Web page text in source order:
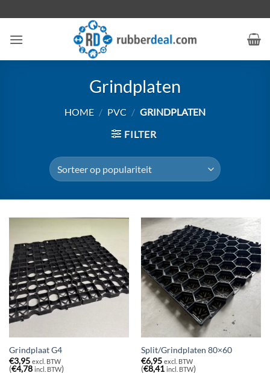
naar
inhoud
Grindplaten
HOME / PVC / GRINDPLATEN
FILTER
Grindplaat G4
€3,95 excl. BTW
(€4,78 incl. BTW)
Split/Grindplaten 80×60
€6,95 excl. BTW
(€8,41 incl. BTW)